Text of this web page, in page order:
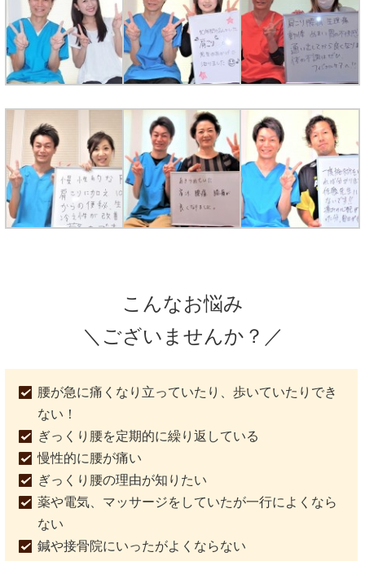
こんなお悩み
＼ございませんか？／
腰が急に痛くなり立っていたり、歩いていたりでき
ない！
ぎっくり腰を定期的に繰り返している
慢性的に腰が痛い
ぎっくり腰の理由が知りたい
薬や電気、マッサージをしていたが一行によくなら
ない
鍼や接骨院にいったがよくならない